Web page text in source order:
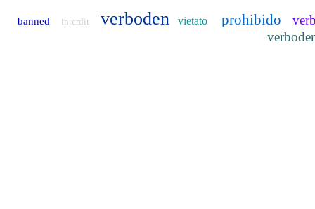
banned interdit verboden vietato prohibido